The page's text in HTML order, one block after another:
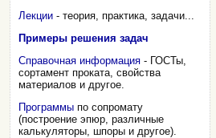
Лекции - теория, практика, задачи...
Примеры решения задач
Справочная информация - ГОСТы,
сортамент проката, свойства
материалов и другое.
Программы по сопромату
(построение эпюр, различные
калькуляторы, шпоры и другое).